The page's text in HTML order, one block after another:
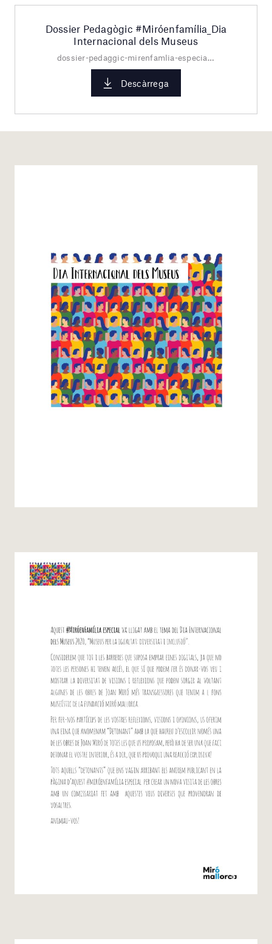
Dossier Pedagògic #Miróenfamília_Dia
Internacional dels Museus
dossier-pedaggic-mirenfamlia-especial_dia-internacional-dels-museus.pdf
Descàrrega